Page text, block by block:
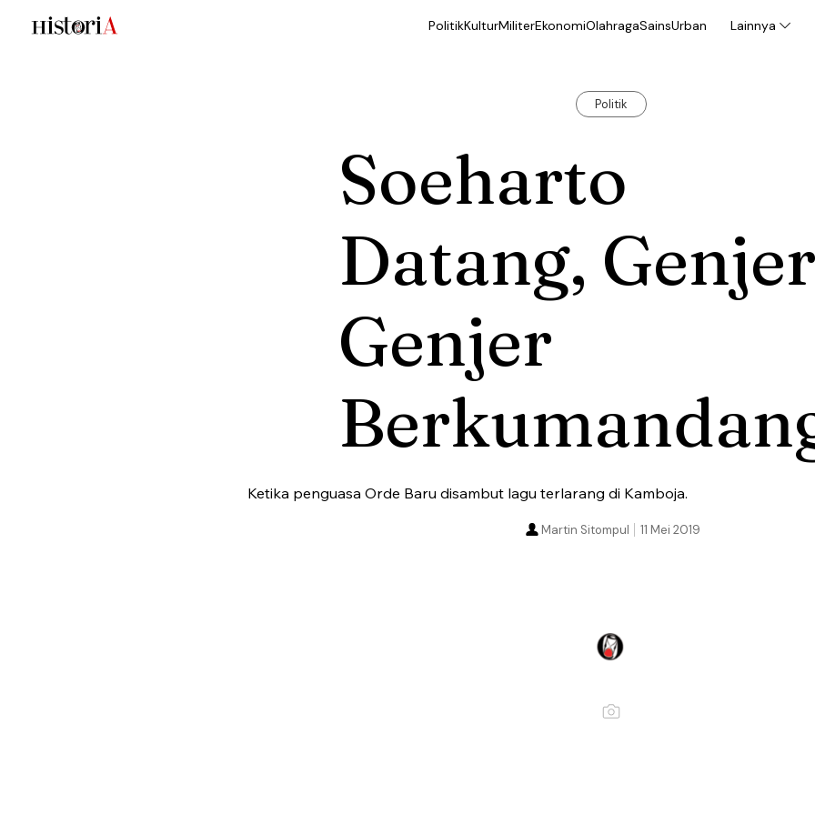
PolitikKulturMiliterEkonomiOlahragaSainsUrban Lainnya
Politik
Soeharto
Datang,
Genjer
Ketika penguasa Orde Baru disambut lagu terlarang di Kamboja.
11 Mei 2019
Martin Sitompul